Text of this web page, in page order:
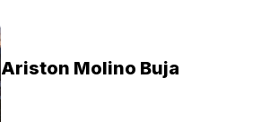
Ariston Molino Buja